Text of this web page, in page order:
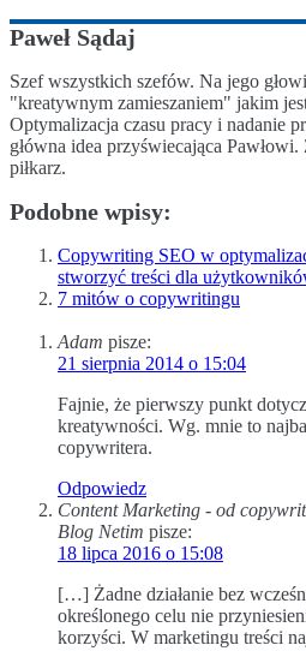
Paweł Sądaj
Szef wszystkich szefów. Na jego
"kreatywnym zamieszaniem" jakim
Optymalizacja czasu pracy i nadanie
główna idea przyświecająca Pawłowi.
piłkarz.
Podobne wpisy:
Copywriting SEO w
stworzyć treści dla
7 mitów o copywritingu
Adam pisze:
21 sierpnia 2014 o 15:04
Fajnie, że pierwszy punkt
kreatywności. Wg. mnie to
copywritera.
Odpowiedz
Content Marketing - od
Blog Netim pisze:
18 lipca 2016 o 15:08
[…] Żadne działanie bez
określonego celu nie
korzyści. W marketingu treści